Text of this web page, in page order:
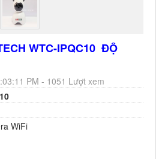
WTC-IPQC10 ĐỘ
PM - 1051 Lượt xem
WiFi